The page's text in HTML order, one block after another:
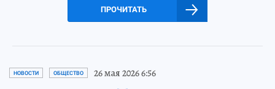
ПРОЧИТАТЬ
НОВОСТИ ОБЩЕСТВО 26 мая 2026 6:56